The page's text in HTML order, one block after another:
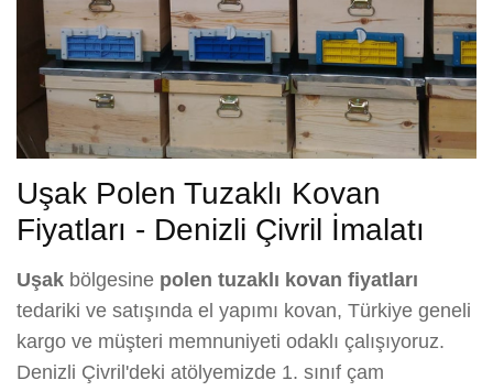
Uşak Polen Tuzaklı Kovan
Fiyatları - Denizli Çivril İmalatı
Uşak bölgesine polen tuzaklı kovan fiyatları
tedariki ve satışında el yapımı kovan, Türkiye geneli
kargo ve müşteri memnuniyeti odaklı çalışıyoruz.
Denizli Çivril'deki atölyemizde 1. sınıf çam